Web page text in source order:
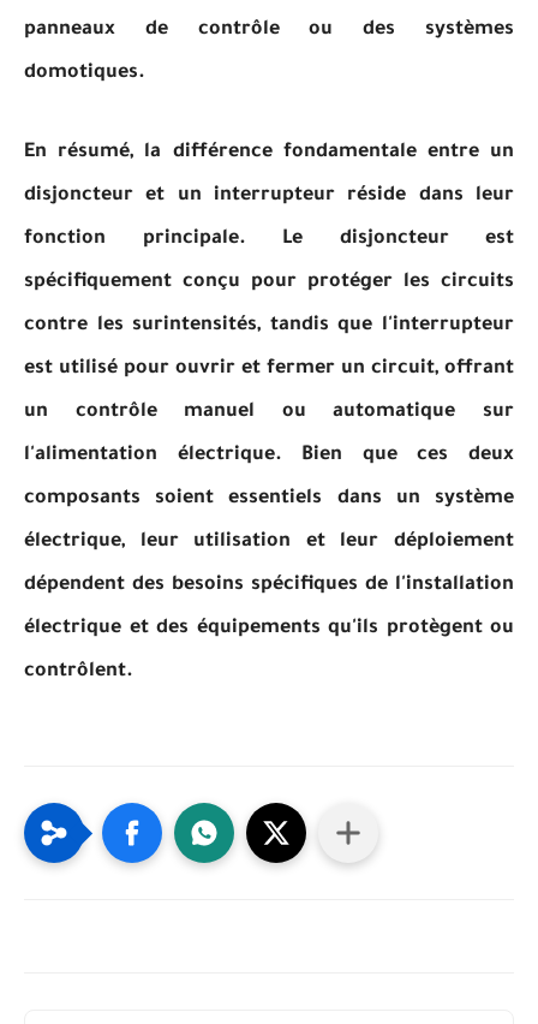
panneaux de contrôle ou des systèmes
domotiques.
En résumé, la différence fondamentale entre un
disjoncteur et un interrupteur réside dans leur
fonction principale. Le disjoncteur est
spécifiquement conçu pour protéger les circuits
contre les surintensités, tandis que l'interrupteur
est utilisé pour ouvrir et fermer un circuit, offrant
un contrôle manuel ou automatique sur
l'alimentation électrique. Bien que ces deux
composants soient essentiels dans un système
électrique, leur utilisation et leur déploiement
dépendent des besoins spécifiques de l'installation
électrique et des équipements qu'ils protègent ou
contrôlent.